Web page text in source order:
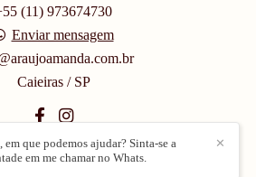
(11) 973674730
Enviar mensagem
Caieiras / SP
✕
em que podemos ajudar? Sinta-se a
em me chamar no Whats.